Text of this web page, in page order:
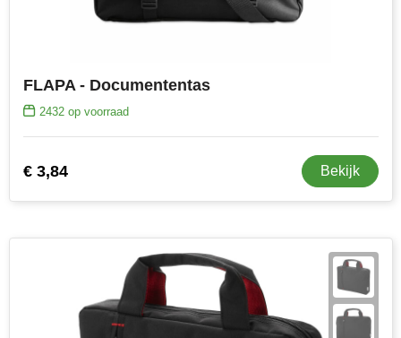
FLAPA - Documententas
2432op voorraad
€ 3,84 Bekijk